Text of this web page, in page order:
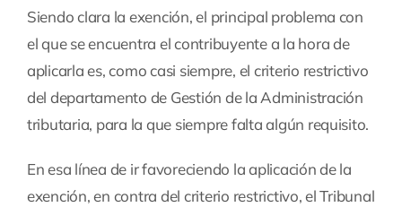
Siendo clara la exención, el principal problema con
el que se encuentra el contribuyente a la hora de
aplicarla es, como casi siempre, el criterio restrictivo
del departamento de Gestión de la Administración
tributaria, para la que siempre falta algún requisito.
En esa línea de ir favoreciendo la aplicación de la
exención, en contra del criterio restrictivo, el Tribunal